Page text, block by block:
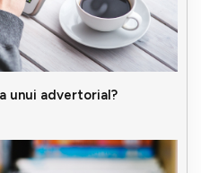
unui advertorial?